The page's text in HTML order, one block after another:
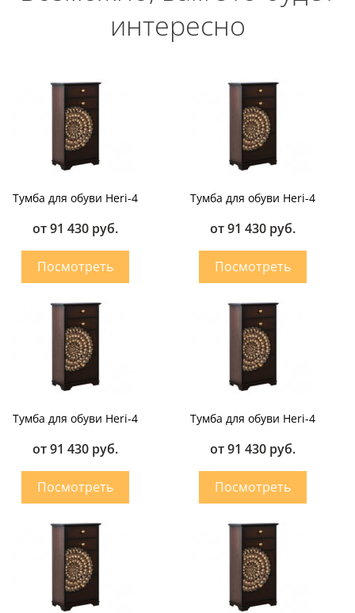
интересно
Тумба для обуви Heri-4
от 91 430 руб.
Тумба для обуви Heri-4
от 91 430 руб.
Тумба для обуви Heri-4
от 91 430 руб.
Тумба для обуви Heri-4
от 91 430 руб.